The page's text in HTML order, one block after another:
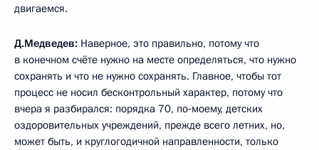
двигаемся.
Д.Медведев: Наверное, это правильно, потому что
в конечном счёте нужно на месте определяться, что нужно
сохранять и что не нужно сохранять. Главное, чтобы тот
процесс не носил бесконтрольный характер, потому что
вчера я разбирался: порядка 70, по‑моему, детских
оздоровительных учреждений, прежде всего летних, но,
может быть, и круглогодичной направленности, только